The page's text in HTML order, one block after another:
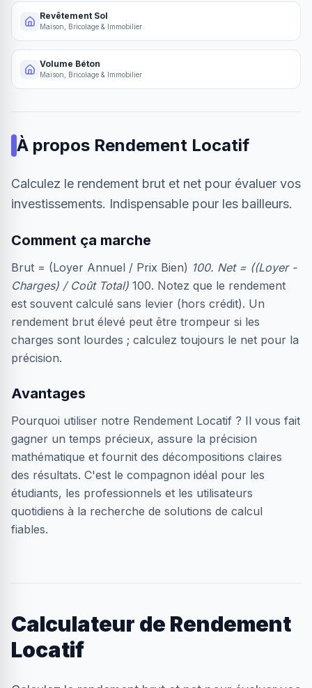
Revêtement Sol
Maison, Bricolage & Immobilier
Volume Béton
Maison, Bricolage & Immobilier
À propos Rendement Locatif
Calculez le rendement brut et net pour évaluer vos
investissements. Indispensable pour les bailleurs.
Comment ça marche
Brut = (Loyer Annuel / Prix Bien) 100. Net = ((Loyer -
Charges) / Coût Total) 100. Notez que le rendement
est souvent calculé sans levier (hors crédit). Un
rendement brut élevé peut être trompeur si les
charges sont lourdes ; calculez toujours le net pour la
précision.
Avantages
Pourquoi utiliser notre Rendement Locatif ? Il vous fait
gagner un temps précieux, assure la précision
mathématique et fournit des décompositions claires
des résultats. C'est le compagnon idéal pour les
étudiants, les professionnels et les utilisateurs
quotidiens à la recherche de solutions de calcul
fiables.
Calculateur de Rendement
Locatif